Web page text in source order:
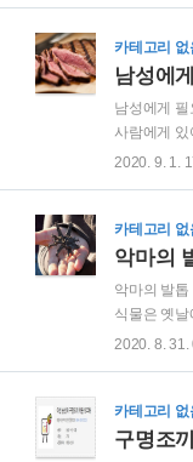
달콤하게 절
는데 이것이
니다. 2020
월4일까지
대상은 경
전 7시부터
월9일 추석
카테고리 없
남성에
남성에게
사람에게
도 물론이지
20종류가 있
이루어지지
성보다는
에 그리고
고 하는 영
한 아미노산
2020. 9. 1.
카테고리 없
악마의
악마의 발톱
식물은 옛
기도 했습니
액으로 작은
하지만 우리
2020. 8. 31.
카테고리 없
구명조